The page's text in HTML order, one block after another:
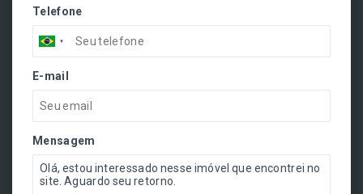
Telefone
E-mail
Mensagem